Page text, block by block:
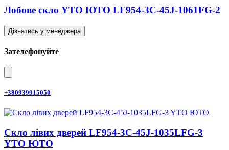
Лобове скло YTO ЮТО LF954-3C-45J-1061FG-2
Дізнатись у менеджера
Зателефонуйте
+380939915050
Скло лівих дверей LF954-3C-45J-1035LFG-3
YTO ЮТО